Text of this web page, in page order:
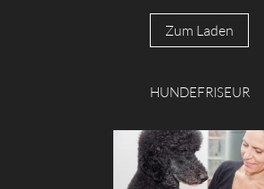
Zum Laden
HUNDEFRISEUR